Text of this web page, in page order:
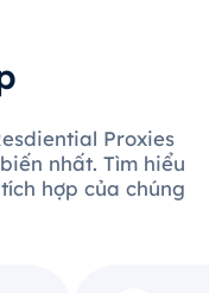
Proxies
nhất. Tìm hiểu
hợp của chúng